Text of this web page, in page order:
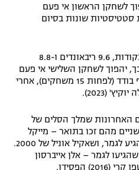
לשחקן הראשון אי פעם
שונות בסיום
* הסלובני עומד כרגע על 28.8 נקודות, 9.6 ריבאונדים ו-8.8
יהפוך לשחקן השלישי אי פעם
שרושם מספרים כאלה בפלייאוף בודד (לפחות 15 משחקים), אחרי
השישית ב-50 השנים האחרונות שמלך הסלים של
מהם זכו בתואר – מייקל
ג'ורדן בכל אחת מהעונות בהן הגיע לגמר, ושאקיל אוניל של 2000.
לגמר – אלן אייברסון